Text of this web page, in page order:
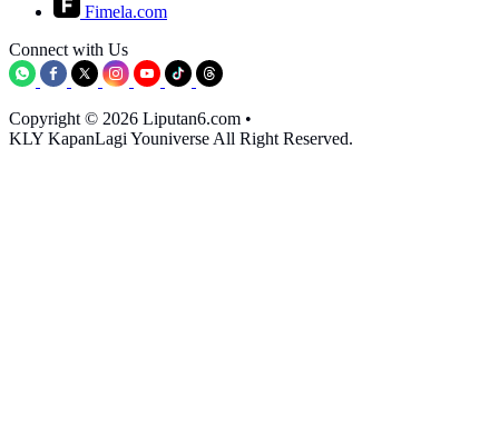
Fimela.com
Connect with Us
Copyright © 2026 Liputan6.com •
KLY KapanLagi Youniverse All Right Reserved.